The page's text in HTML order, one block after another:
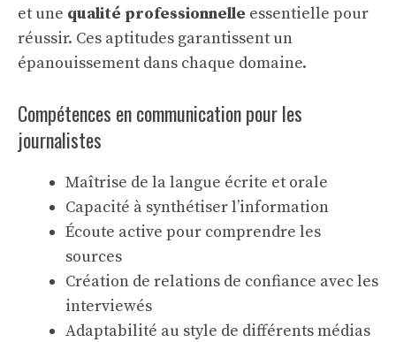
et une qualité professionnelle essentielle pour
réussir. Ces aptitudes garantissent un
épanouissement dans chaque domaine.
Compétences en communication pour les
journalistes
Maîtrise de la langue écrite et orale
Capacité à synthétiser l’information
Écoute active pour comprendre les
sources
Création de relations de confiance avec les
interviewés
Adaptabilité au style de différents médias